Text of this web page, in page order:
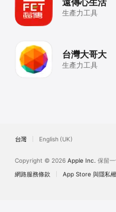
生產力工具
台灣大哥大
生產力工具
台灣 English (UK)
Copyright © 2026 Apple Inc. 保留一
網路服務條款
App Store 與隱私權